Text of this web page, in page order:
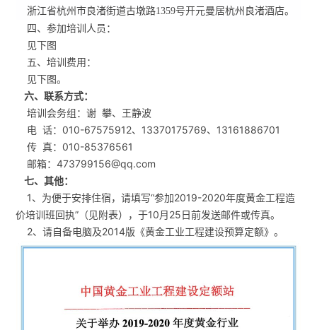
浙江省杭州市良渚街道古墩路1359号开元曼居杭州良渚酒店。
四、参加培训人员：
见下图
五、培训费用：
见下图。
六、联系方式：
培训会务组：谢 攀、王静波
电 话：010-67575912、13370175769、13161886701
传 真：010-85376561
邮箱：473799156@qq.com
七、其他：
1、为便于安排住宿，请填写“参加2019-2020年度黄金工程造
价培训班回执”（见附表），于10月25日前发送邮件或传真。
2、请自备电脑及2014版《黄金工业工程建设预算定额》。